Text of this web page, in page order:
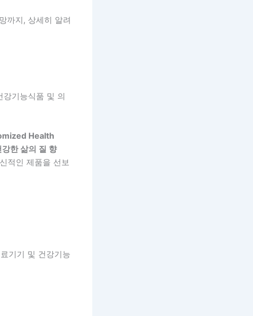
까지, 상세히 알려
기능식품 및 의
Health
강한 삶의 질 향
적인 제품을 선보
기기 및 건강기능